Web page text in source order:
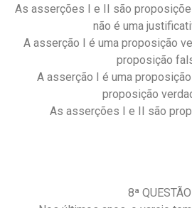
As asserções I e II são
não é uma
A asserção I é uma proposição
proposição
A asserção I é uma
proposição
As asserções I e II são
8ª QUESTÃO